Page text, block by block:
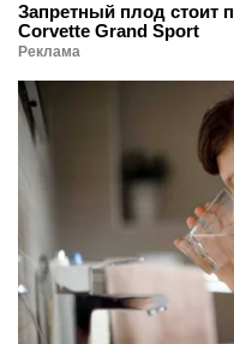
Запретный плод стоит
Corvette Grand Sport
Реклама